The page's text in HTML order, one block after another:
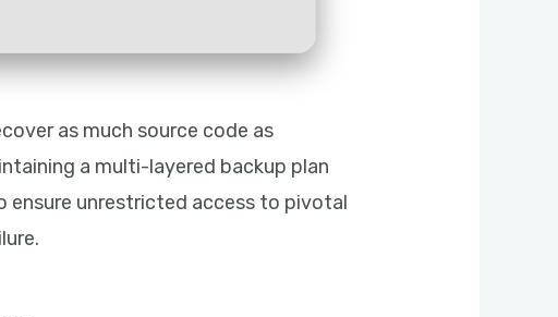
as much source code as
a multi-layered backup plan
ensure unrestricted access to pivotal